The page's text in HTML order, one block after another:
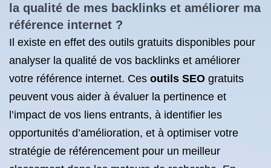
la qualité de mes backlinks et améliorer ma
référence internet ?
Il existe en effet des outils gratuits disponibles pour
analyser la qualité de vos backlinks et améliorer
votre référence internet. Ces outils SEO gratuits
peuvent vous aider à évaluer la pertinence et
l’impact de vos liens entrants, à identifier les
opportunités d’amélioration, et à optimiser votre
stratégie de référencement pour un meilleur